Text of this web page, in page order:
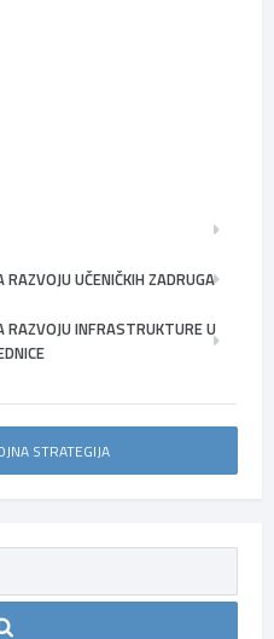
UČENIČKIH ZADRUGA
INFRASTRUKTURE U
STRATEGIJA